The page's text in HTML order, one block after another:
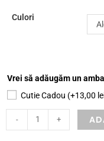
Culori
Vrei să adăugăm un
Cutie Cadou (+13,00
- +